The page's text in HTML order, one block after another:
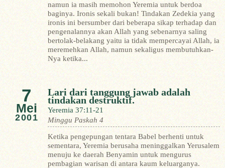
namun ia masih memohon Yeremia untuk berdoa
baginya. Ironis sekali bukan! Tindakan Zedekia yang
ironis ini bersumber dari beberapa sikap terhadap dan
pengenalannya akan Allah yang sebenarnya saling
bertolak-belakang yaitu ia tidak mempercayai Allah, ia
meremehkan Allah, namun sekaligus membutuhkan-
Nya ketika...
7
Mei
2001
Lari dari tanggung jawab adalah
tindakan destruktif.
Yeremia 37:11-21
Minggu Paskah 4
Ketika pengepungan tentara Babel berhenti untuk
sementara, Yeremia berusaha meninggalkan Yerusalem
menuju ke daerah Benyamin untuk mengurus
pembagian warisan di antara kaum keluarganya.